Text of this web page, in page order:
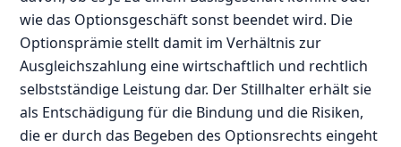
wie das Optionsgeschäft sonst beendet wird. Die
Optionsprämie stellt damit im Verhältnis zur
Ausgleichszahlung eine wirtschaftlich und rechtlich
selbstständige Leistung dar. Der Stillhalter erhält sie
als Entschädigung für die Bindung und die Risiken,
die er durch das Begeben des Optionsrechts eingeht